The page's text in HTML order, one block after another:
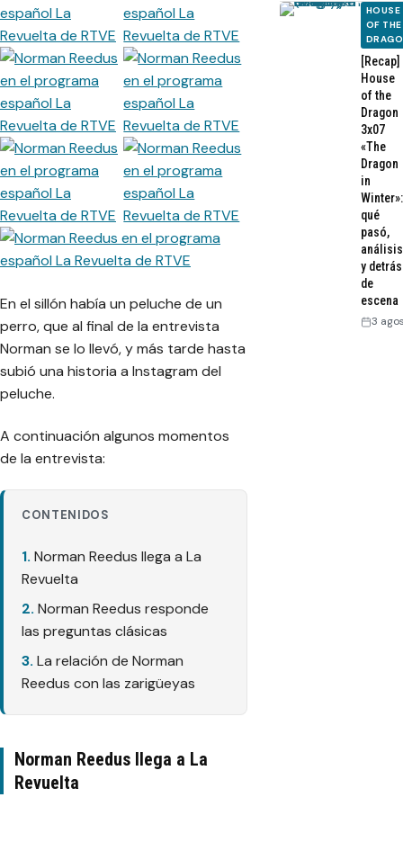
En el sillón había un peluche de un
perro, que al final de la entrevista
Norman se lo llevó, y más tarde hasta
subió una historia a Instagram del
peluche.
A continuación algunos momentos
de la entrevista:
CONTENIDOS
Norman Reedus llega a La
Revuelta
Norman Reedus responde
las preguntas clásicas
La relación de Norman
Reedus con las zarigüeyas
Norman Reedus llega a La
Revuelta
HOUSE
OF THE
[Recap]
House
of the
Dragon
3x07
«The
Dragon
in
Winter»:
qué
pasó,
análisis
y detrás
de
escena
3